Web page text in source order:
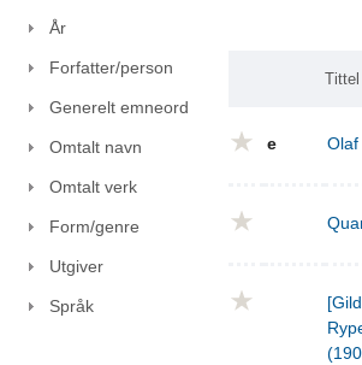
År
Forfatter/person
Generelt emneord
Omtalt navn
Omtalt verk
Form/genre
Utgiver
Språk
Tittel
e Olaf